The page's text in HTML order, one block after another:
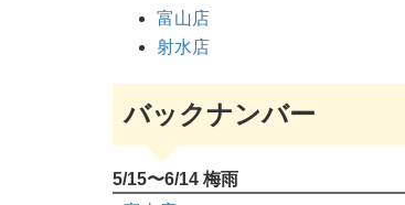
富山店
射水店
バックナンバー
5/15〜6/14 梅雨